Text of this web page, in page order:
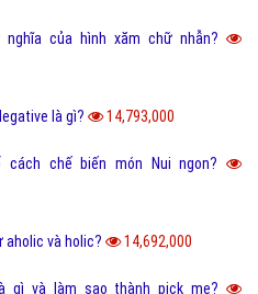
của hình xăm chữ nhẫn?
là gì? 14,793,000
chế biến món Nui ngon?
aholic và holic? 14,692,000
gì và làm sao thành pick me?